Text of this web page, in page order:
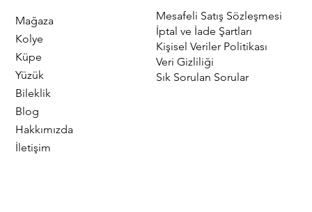
Mağaza
Kolye
Küpe
Yüzük
Bileklik
Blog
Hakkımızda
İletişim
Mesafeli Satış Sözleşmesi
İptal ve İade Şartları
Kişisel Veriler Politikası
Veri Gizliliği
Sık Sorulan Sorular